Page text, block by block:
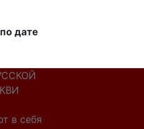
дате
в себя